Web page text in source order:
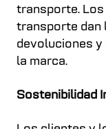
transporte. Los
transporte dan
devoluciones y
la marca.
Sostenibilidad